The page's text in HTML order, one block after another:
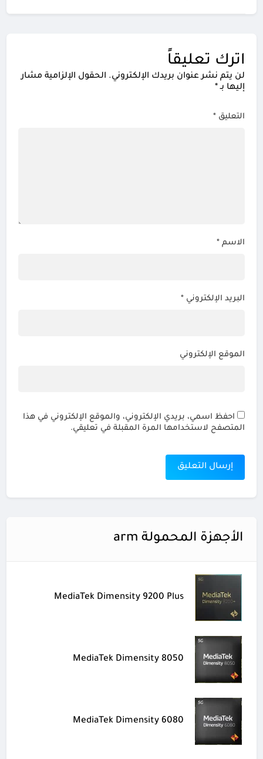
اترك تعليقاً
لن يتم نشر عنوان بريدك الإلكتروني. الحقول الإلزامية مشار
إليها بـ*
التعليق*
الاسم*
البريد الإلكتروني*
الموقع الإلكتروني
احفظ اسمي، بريدي الإلكتروني، والموقع الإلكتروني في هذا
المتصفح لاستخدامها المرة المقبلة في تعليقي.
الأجهزة المحمولة arm
MediaTek Dimensity 9200 Plus
MediaTek Dimensity 8050
MediaTek Dimensity 6080